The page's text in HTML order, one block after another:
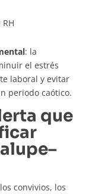
: la
el estrés
laboral y evitar
periodo caótico.
que
convivios, los